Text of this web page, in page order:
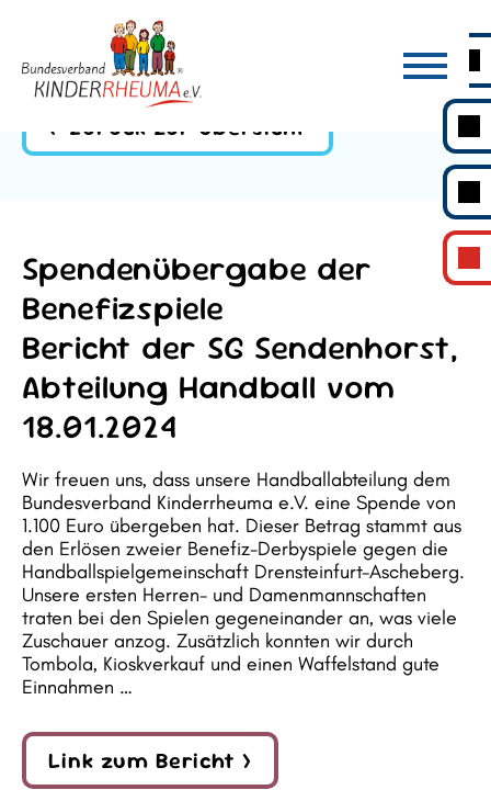
Zurück zur Übersicht
Spendenübergabe der
Benefizspiele
Bericht der SG Sendenhorst,
Abteilung Handball vom
18.01.2024
Wir freuen uns, dass unsere Handballabteilung dem
Bundesverband Kinderrheuma e.V. eine Spende von
1.100 Euro übergeben hat. Dieser Betrag stammt aus
den Erlösen zweier Benefiz-Derbyspiele gegen die
Handballspielgemeinschaft Drensteinfurt-Ascheberg.
Unsere ersten Herren- und Damenmannschaften
traten bei den Spielen gegeneinander an, was viele
Zuschauer anzog. Zusätzlich konnten wir durch
Tombola, Kioskverkauf und einen Waffelstand gute
Einnahmen …
Link zum Bericht >